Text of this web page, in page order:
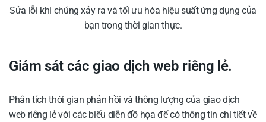
Sửa lỗi khi chúng xảy ra và tối ưu hóa hiệu suất ứng dụng của
bạn trong thời gian thực.
Giám sát các giao dịch web riêng lẻ.
Phân tích thời gian phản hồi và thông lượng của giao dịch
web riêng lẻ với các biểu diễn đồ họa để có thông tin chi tiết về